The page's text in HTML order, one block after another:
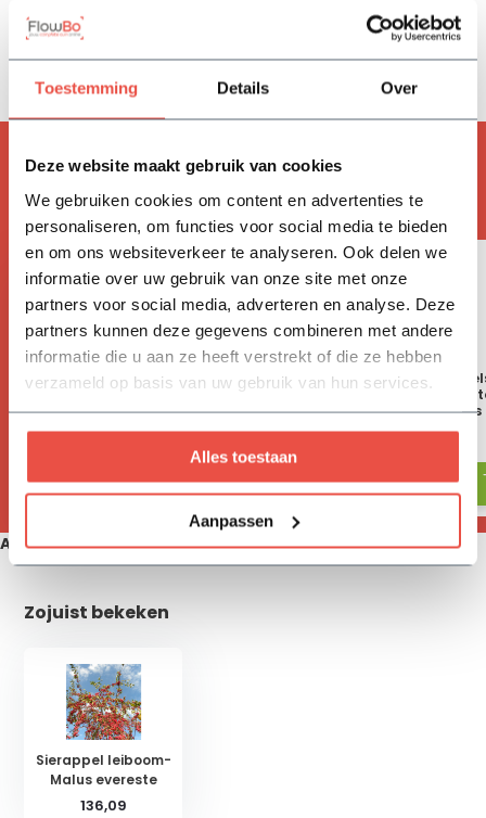
Toestemming Details Over
Deze website maakt gebruik van cookies
We gebruiken cookies om content en advertenties te
personaliseren, om functies voor social media te bieden
en om ons websiteverkeer te analyseren. Ook delen we
informatie over uw gebruik van onze site met onze
partners voor social media, adverteren en analyse. Deze
partners kunnen deze gegevens combineren met andere
informatie die u aan ze heeft verstrekt of die ze hebben
verzameld op basis van uw gebruik van hun services.
Alles toestaan
Aanpassen
Reviews
Delen
ACCESSOIRES
Handig om mee te bestellen
Aanplantpakket per boom: 2
boompalen 200 cm | 1 zak
aanplantgrond | 2 meter
boombevestigingsband | 2
Leibomen
bestaat uit: 2
| 1 meter bindbuis
Aanbevolen producten
Zojuist bekeken
Sierappel leiboom-
Malus evereste
136,09